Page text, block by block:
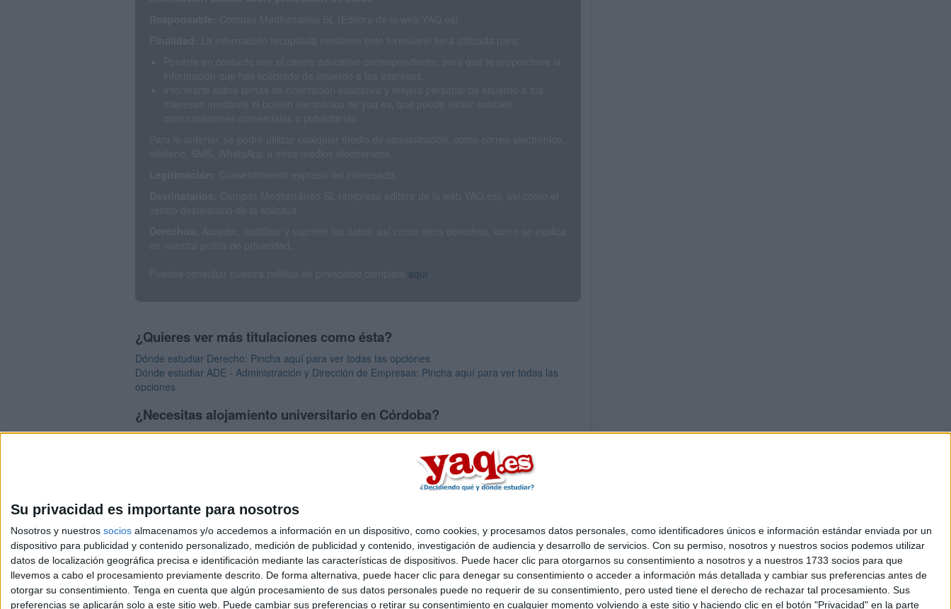
Su privacidad es importante para nosotros
Nosotros y nuestros socios almacenamos y/o accedemos a información en un dispositivo, como cookies, y procesamos datos personales, como identificadores únicos e información estándar enviada por un
dispositivo para publicidad y contenido personalizado, medición de publicidad y contenido, investigación de audiencia y desarrollo de servicios. Con su permiso, nosotros y nuestros socios podemos utilizar
datos de localización geográfica precisa e identificación mediante las características de dispositivos. Puede hacer clic para otorgarnos su consentimiento a nosotros y a nuestros 1733 socios para que
llevemos a cabo el procesamiento previamente descrito. De forma alternativa, puede hacer clic para denegar su consentimiento o acceder a información más detallada y cambiar sus preferencias antes de
otorgar su consentimiento. Tenga en cuenta que algún procesamiento de sus datos personales puede no requerir de su consentimiento, pero usted tiene el derecho de rechazar tal procesamiento. Sus
preferencias se aplicarán solo a este sitio web. Puede cambiar sus preferencias o retirar su consentimiento en cualquier momento volviendo a este sitio y haciendo clic en el botón "Privacidad" en la parte
aquí
¿Quieres ver más titulaciones como ésta?
Dónde estudiar Derecho: Pincha aquí para ver todas las opciones
Dónde estudiar ADE - Administración y Dirección de Empresas: Pincha aquí para ver todas las
opciones
¿Necesitas alojamiento universitario en Córdoba?
>> Residencias de estudiantes y colegios mayores en Córdoba
Quiénes somos|Contactar|Anúnciate
Aviso legal|Politica de privacidad|Condiciones generales|Política de cookies
© 2003-2026Compás Mediterráneo S.L.- Diego de León 47 - 28006 Madrid [ESPAÑA] - Tel. +34 91 593 2767